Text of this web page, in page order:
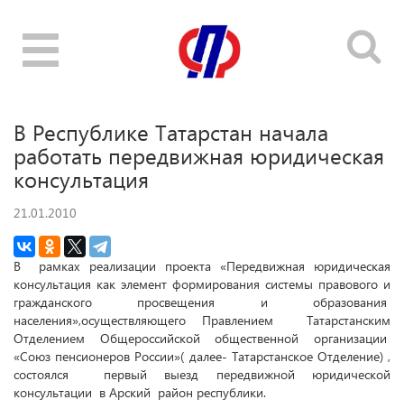
Toggle
navigation
В Республике Татарстан начала
работать передвижная юридическая
консультация
21.01.2010
В
рамках реализации проекта «Передвижная юридическая
консультация как элемент формирования системы правового и
гражданского просвещения и образования
населения»,осуществляющего Правлением
Татарстанским
Отделением Общероссийской общественной организации
«Союз пенсионеров России»( далее- Татарстанское Отделение) ,
состоялся
первый выезд передвижной юридической
консультации в Арский район республики.